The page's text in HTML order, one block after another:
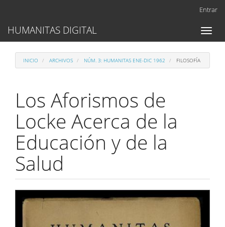
Contenido
principal
lateral
Entrar
Toggle
HUMANITAS DIGITAL
INICIO ARCHIVOS NÚM. 3: HUMANITAS ENE-DIC 1962 FILOSOFÍA
Los Aforismos de
Locke Acerca de la
Educación y de la
Salud
Barra
lateral